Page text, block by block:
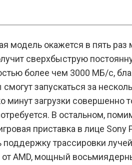
модель окажется в пять
сверхбыструю
более чем 3000 МБ/с,
запускаться за
минут загрузки совершенно
В остальном,
приставка в лице Sony
трассировки
от AMD, мощный